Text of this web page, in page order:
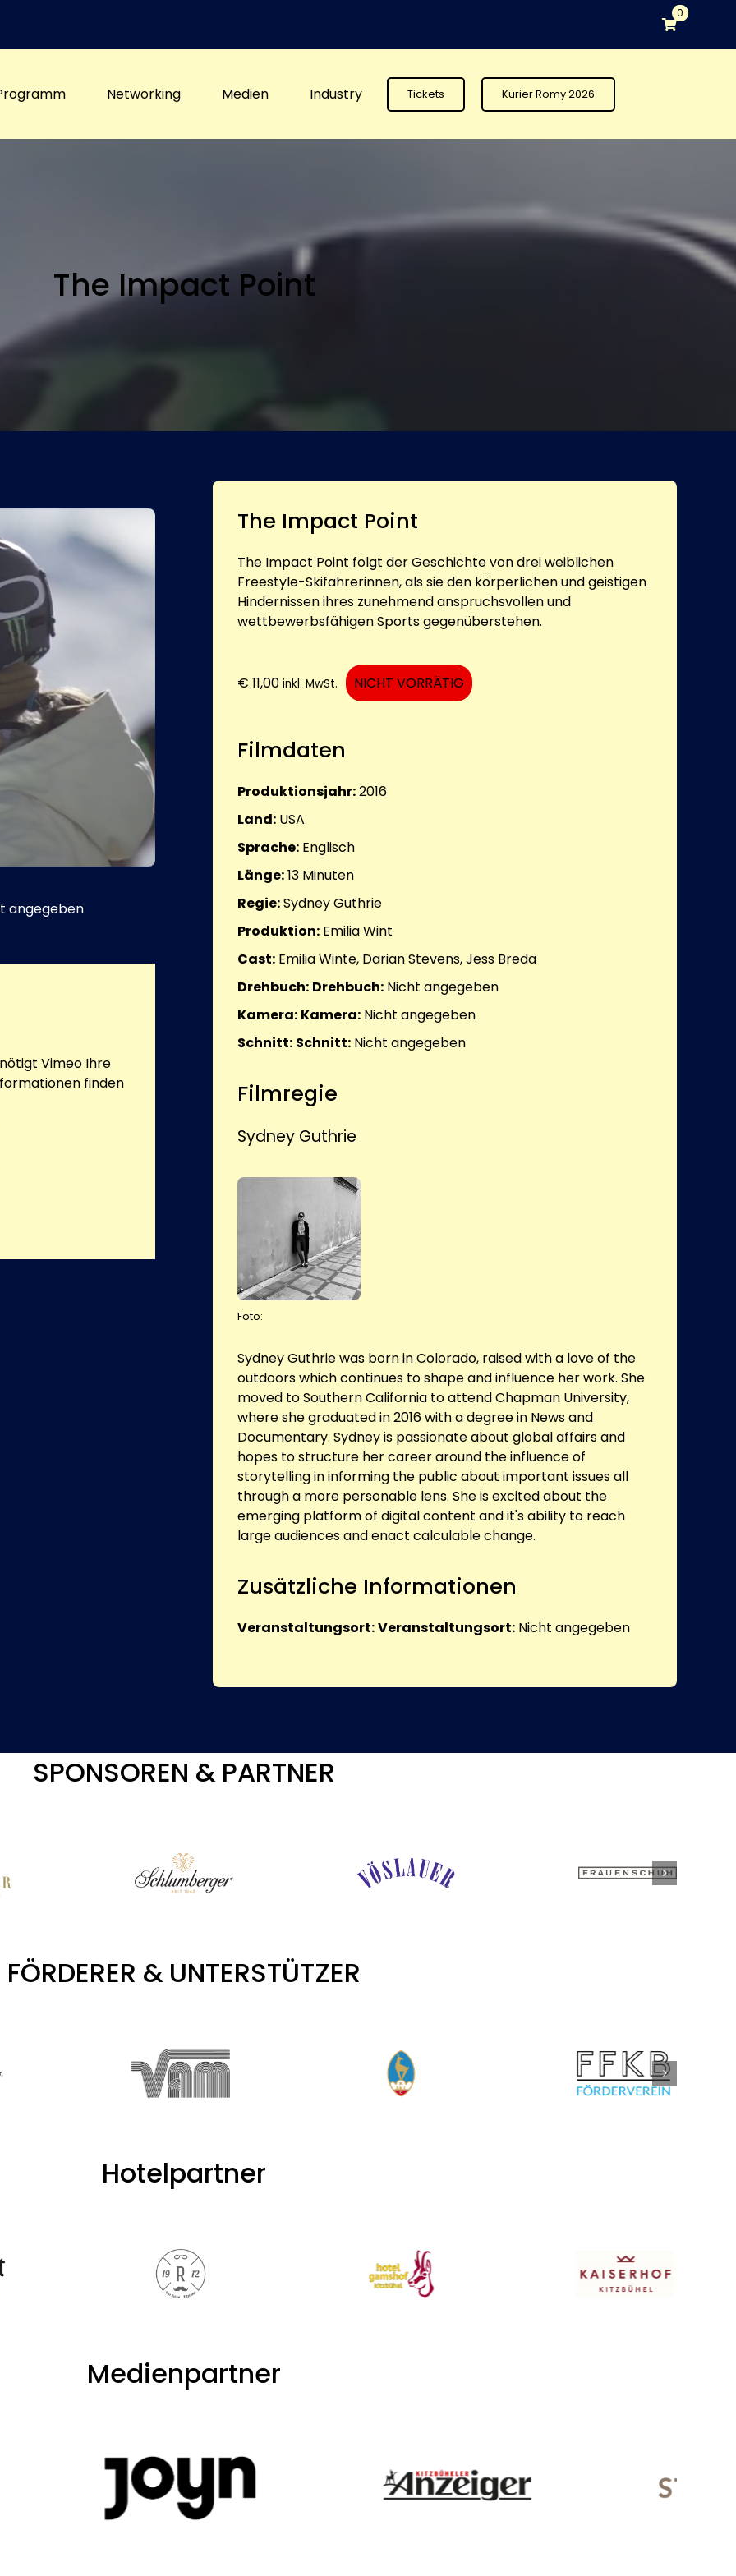
0
Networking Medien Industry Tickets Kurier Romy 2026
The Impact Point
angegeben
Vimeo Ihre
finden
The Impact Point
The Impact Point folgt der Geschichte von drei weiblichen
Freestyle-Skifahrerinnen, als sie den körperlichen und geistigen
Hindernissen ihres zunehmend anspruchsvollen und
wettbewerbsfähigen Sports gegenüberstehen.
€ 11,00 inkl. MwSt. NICHT VORRÄTIG
Filmdaten
Produktionsjahr:2016
Land: USA
Sprache: Englisch
Länge:13 Minuten
Regie:Sydney Guthrie
Produktion: Emilia Wint
Cast: Emilia Winte, Darian Stevens, Jess Breda
Drehbuch: Drehbuch: Nicht angegeben
Kamera: Kamera: Nicht angegeben
Schnitt: Schnitt: Nicht angegeben
Filmregie
Sydney Guthrie
Foto:
Sydney Guthrie was born in Colorado, raised with a love of the
outdoors which continues to shape and influence her work. She
moved to Southern California to attend Chapman University,
where she graduated in 2016 with a degree in News and
Documentary. Sydney is passionate about global affairs and
hopes to structure her career around the influence of
storytelling in informing the public about important issues all
through a more personable lens. She is excited about the
emerging platform of digital content and it's ability to reach
large audiences and enact calculable change.
Zusätzliche Informationen
Veranstaltungsort:Veranstaltungsort: Nicht angegeben
SPONSOREN & PARTNER
FÖRDERER & UNTERSTÜTZER
Hotelpartner
Medienpartner